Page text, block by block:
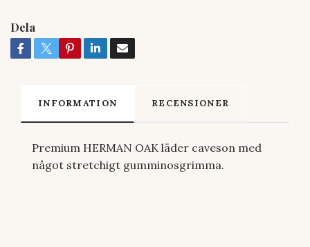
Dela
INFORMATION RECENSIONER
Premium HERMAN OAK läder caveson med
något stretchigt gumminosgrimma.